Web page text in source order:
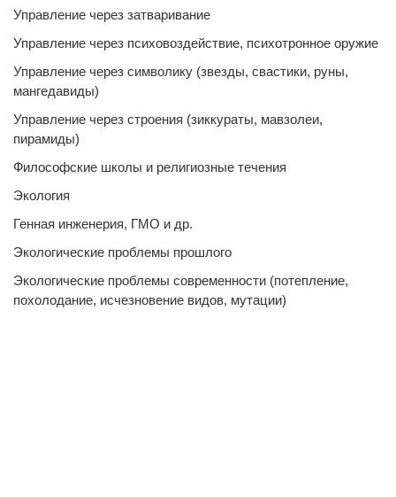
Управление через затваривание
Управление через психовоздействие, психотронное оружие
Управление через символику (звезды, свастики, руны,
мангедавиды)
Управление через строения (зиккураты, мавзолеи,
пирамиды)
Философские школы и религиозные течения
Экология
Генная инженерия, ГМО и др.
Экологические проблемы прошлого
Экологические проблемы современности (потепление,
похолодание, исчезновение видов, мутации)